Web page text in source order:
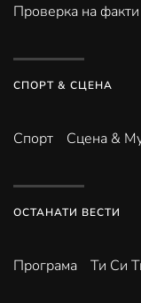
Проверка на факти
СПОРТ & СЦЕНА
Спорт Сцена &
ОСТАНАТИ ВЕСТИ
Програма Ти Си